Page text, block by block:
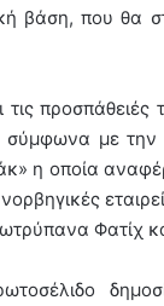
βάση, που θα
τις προσπάθειές
σύμφωνα με την
η οποία
Φατίχ